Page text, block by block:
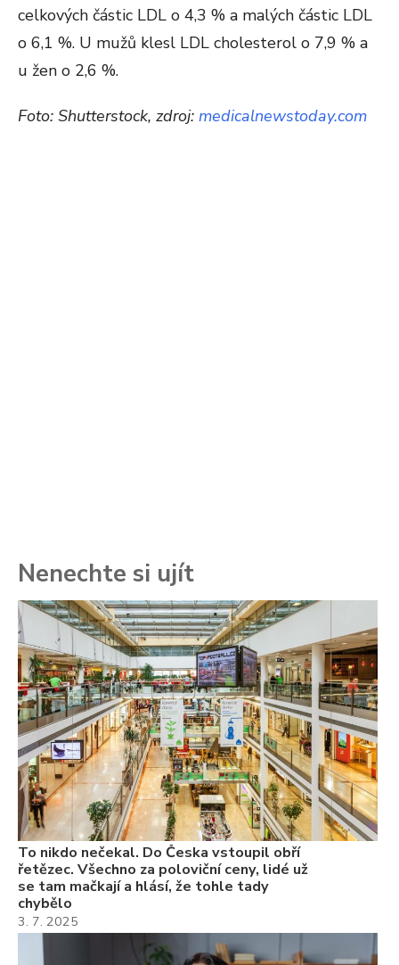
celkových částic LDL o 4,3 % a malých částic LDL
o 6,1 %. U mužů klesl LDL cholesterol o 7,9 % a
u žen o 2,6 %.
Foto: Shutterstock, zdroj: medicalnewstoday.com
Nenechte si ujít
To nikdo nečekal. Do Česka vstoupil obří
řetězec. Všechno za poloviční ceny, lidé už
se tam mačkají a hlásí, že tohle tady
chybělo
3. 7. 2025